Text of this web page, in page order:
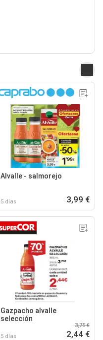
Alvalle - salmorejo
5 días 3,99 €
Gazpacho alvalle
selección
5 días
3,75 €
2,44 €